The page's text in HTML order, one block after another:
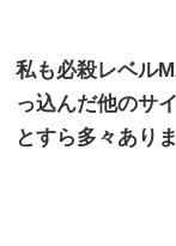
私も必殺レベル
っ込んだ他のサ
とすら多々ありま